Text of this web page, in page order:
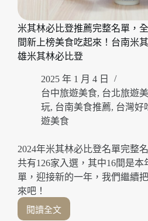
禮
盒
涮
嘴
果
塔
開
箱，
送
心
坎
裡
質
米其林必比登推薦完整名單，
間新上榜美食吃起來！台南米
雄米其林必比登
2025 年 1 月 4 日
台中旅遊美食, 台北旅遊
玩, 台南美食推薦, 台灣好
遊美食
2024年米其林必比登名單完整
共有126家入選，其中16間是本
單，迎接新的一年，我們繼續
來吧！
閱讀全文
米